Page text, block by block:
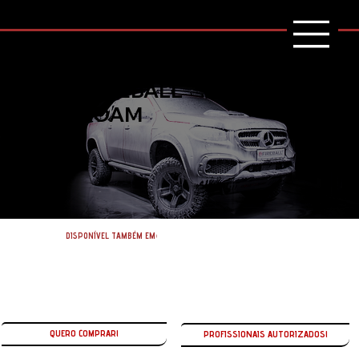
cleaner FIREBALL
SNOW FOAM
DISPONÍVEL TAMBÉM EM:
QUERO COMPRAR!